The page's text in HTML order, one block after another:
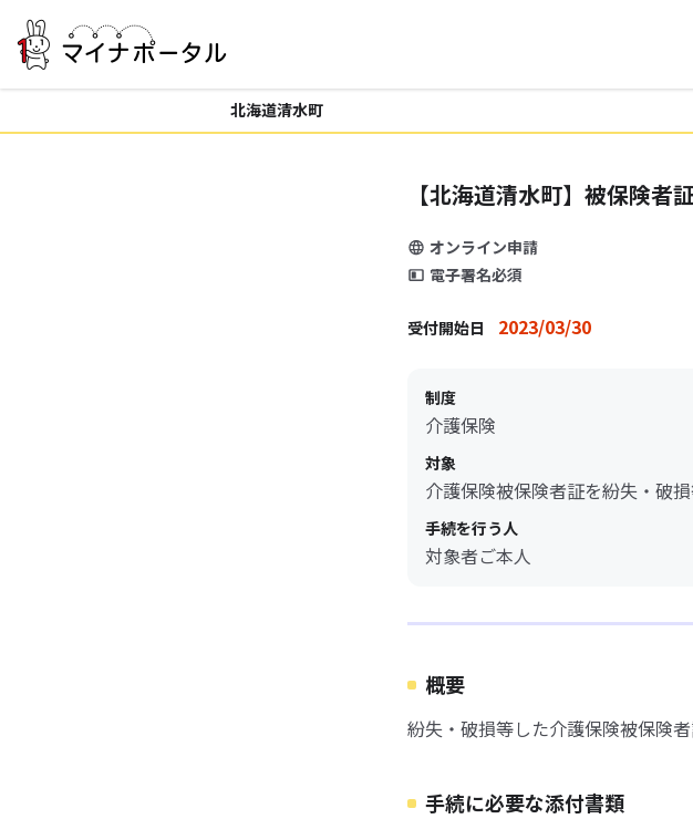
北海道清水町
【北海道清水町】被保険者
オンライン申請
電子署名必須
受付開始日 2023/03/30
制度
介護保険
対象
介護保険被保険者証を紛失・破
手続を行う人
対象者ご本人
概要
紛失・破損等した介護保険被保険
手続に必要な添付書類